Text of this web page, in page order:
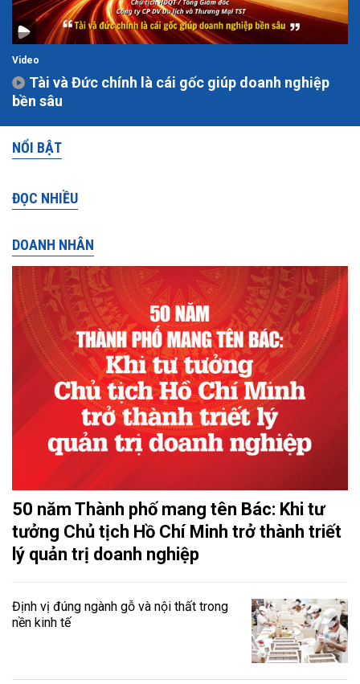
Video
Tài và Đức chính là cái gốc giúp doanh nghiệp
bền sâu
NỔI BẬT
ĐỌC NHIỀU
DOANH NHÂN
50 năm Thành phố mang tên Bác: Khi tư
tưởng Chủ tịch Hồ Chí Minh trở thành triết
lý quản trị doanh nghiệp
Định vị đúng ngành gỗ và nội thất trong
nền kinh tế